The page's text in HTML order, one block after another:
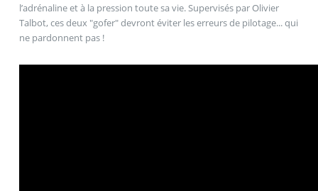
l’adrénaline et à la pression toute sa vie. Supervisés par Olivier
Talbot, ces deux "gofer" devront éviter les erreurs de pilotage... qui
ne pardonnent pas !